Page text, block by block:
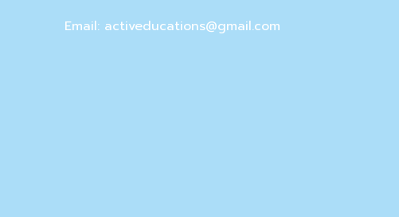
Email: activeducations@gmail.com